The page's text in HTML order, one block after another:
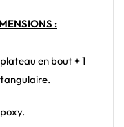
:
en bout + 1